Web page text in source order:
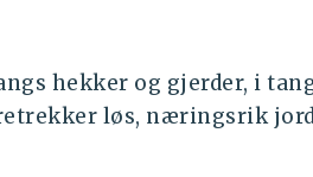
hekker og gjerder, i
løs, næringsrik